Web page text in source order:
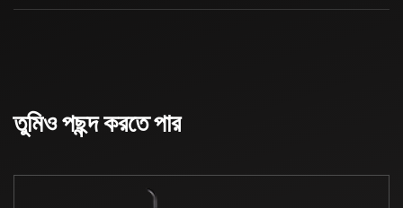
তুমিও পছন্দ করতে পার